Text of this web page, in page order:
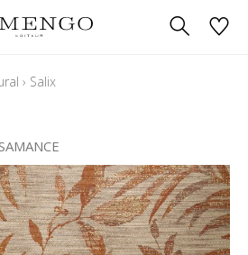
› Salix